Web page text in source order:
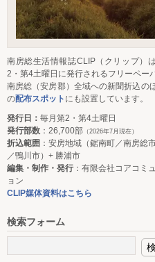
南房総生活情報誌CLIP（クリップ）
2・第4土曜日に発行されるフリーペー
南房総（安房郡）全域への新聞折込の
の配布スポット にも設置しています。
発行日： 毎月第2・第4土曜日
発行部数 ：26,700部 （2026年7月現在）
折込範囲 ：安房地域（鋸南町／南房総
／鴨川市）+ 勝浦市
編集・制作・発行：有限会社コアコミ
ョン
CLIP媒体資料はこちら
検索フォーム